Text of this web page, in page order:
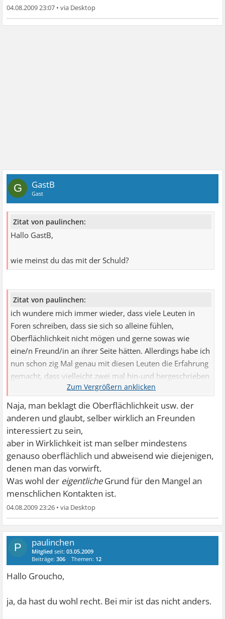
04.08.2009 23:07 •
G GastB
Gast
Zitat von paulinchen:
Hallo GastB,
wie meinst du das mit der Schuld?
Zitat von paulinchen:
ich wundere mich immer wieder, dass viele Leuten in
Foren schreiben, dass sie sich so alleine fühlen,
Oberflächlichkeit nicht mögen und gerne sowas wie
eine/n Freund/in an ihrer Seite hätten. Allerdings habe ich
nun schon zig Mal genau mit diesen Leuten die Erfahrung
gemacht, dass vielleicht zwei mal hin-und hergeschrieben
wird, und dann kommt plötzlich genau von diesen Leuten
nichts mehr. Kann mir das bitte mal jemand erklären?
Naja, man beklagt die Oberflächlichkeit usw. der
anderen und glaubt, selber wirklich an Freunden
interessiert zu sein,
aber in Wirklichkeit ist man selber mindestens
genauso oberflächlich und abweisend wie diejenigen,
denen man das vorwirft.
Was wohl der eigentlicheGrund für den Mangel an
menschlichen Kontakten ist.
04.08.2009 23:26 •
P paulinchen
Mitglied seit:03.05.2009
Beiträge:306 Themen: 12
Hallo Groucho,
ja, da hast du wohl recht. Bei mir ist das nicht anders.